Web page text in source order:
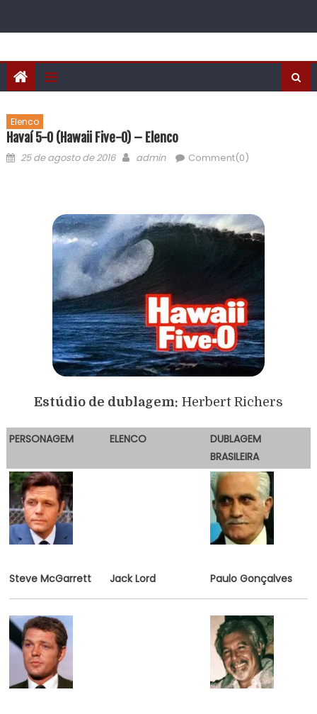
Elenco
Havaí 5-0 (Hawaii Five-0) – Elenco
25 de agosto de 2016 admin Comment(0)
Estúdio de dublagem: Herbert Richers
PERSONAGEM ELENCO
DUBLAGEM
BRASILEIRA
Steve McGarrett Jack Lord Paulo Gonçalves